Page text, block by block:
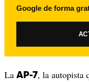
Google de forma
La AP-7, la autopista